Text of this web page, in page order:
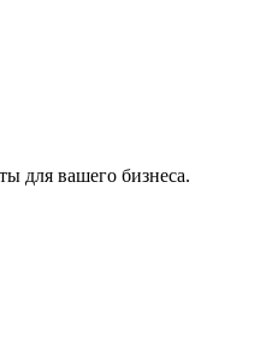
для вашего бизнеса.